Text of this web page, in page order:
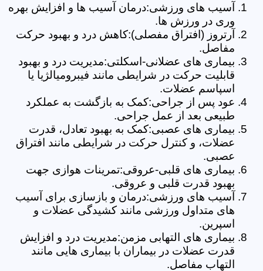
آسیب های ورزشی:درمان آسیب ها و افزایش بهره
وری در ورزش ها.
آرتروز (افتراق مفصلی):کاهش درد و بهبود حرکت
مفاصل.
بیماری های عضلانی-اسکلتی:مدیریت درد و بهبود
قابلیت حرکت در شرایطی مانند فیبرومیالژیا یا
اسپاسم عضلات.
عود پس از جراحی:کمک به بازگشت به عملکرد
طبیعی بعد از عمل جراحی.
بیماری های عصبی:کمک به بهبود تعادل، قدرت
عضلات، و کنترل حرکت در شرایطی مانند افتراق
عصبی.
بیماری های قلبی-عروقی:تمرینات هوازی جهت
بهبود قدرت قلبی و عروقی.
آسیب های ورزشی:درمان و بازسازی برای آسیب
های متداول ورزشی مانند کشیدگی عضلات و
اسپرین.
بیماری های التهابی مزمن:مدیریت درد و افزایش
قدرت عضلات در بیماران با بیماری هایی مانند
التهاب مفاصل.